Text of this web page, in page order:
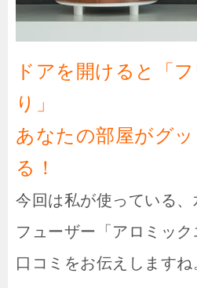
ドアを開けると「
り」
あなたの部屋がグ
る！
今回は私が使っている、
フューザー「アロミッ
口コミをお伝えしますね